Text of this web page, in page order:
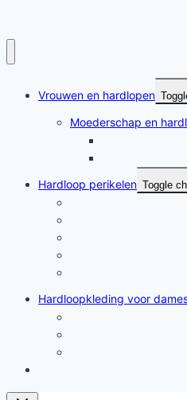
Vrouwen en hardlopen
Moederschap en
Hardloop perikelen Toggle
Hardloopkleding voor